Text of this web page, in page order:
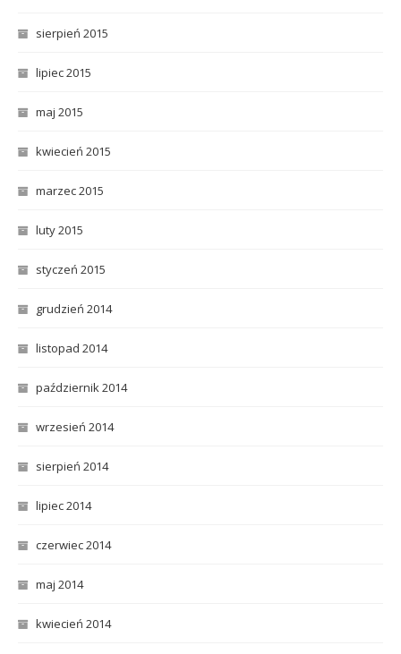
sierpień 2015
lipiec 2015
maj 2015
kwiecień 2015
marzec 2015
luty 2015
styczeń 2015
grudzień 2014
listopad 2014
październik 2014
wrzesień 2014
sierpień 2014
lipiec 2014
czerwiec 2014
maj 2014
kwiecień 2014